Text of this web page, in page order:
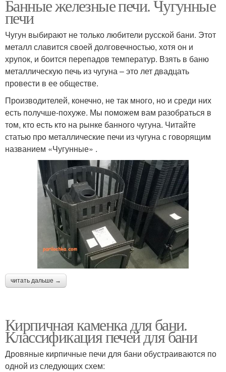
Банные железные печи. Чугунные
печи
Чугун выбирают не только любители русской бани. Этот
металл славится своей долговечностью, хотя он и
хрупок, и боится перепадов температур. Взять в баню
металлическую печь из чугуна – это лет двадцать
провести в ее обществе.
Производителей, конечно, не так много, но и среди них
есть получше-похуже. Мы поможем вам разобраться в
том, кто есть кто на рынке банного чугуна. Читайте
статью про металлические печи из чугуна с говорящим
названием «Чугунные» .
читать дальше →
Кирпичная каменка для бани.
Классификация печей для бани
Дровяные кирпичные печи для бани обустраиваются по
одной из следующих схем: